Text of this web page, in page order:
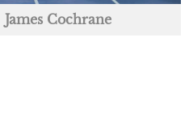
James Cochrane